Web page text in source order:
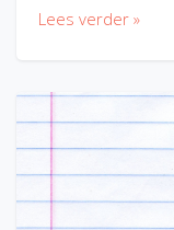
Lees verder »